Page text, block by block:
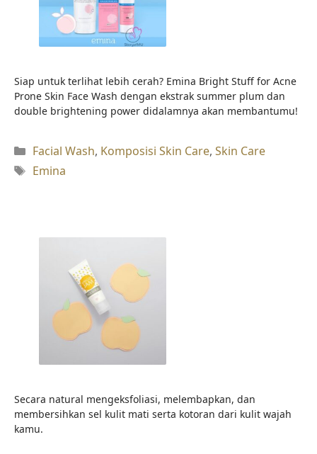
Siap untuk terlihat lebih cerah? Emina Bright Stuff for Acne
Prone Skin Face Wash dengan ekstrak summer plum dan
double brightening power didalamnya akan membantumu!
Kategori
Facial Wash, Komposisi Skin Care, Skin Care
Tag
Emina
Secara natural mengeksfoliasi, melembapkan, dan
membersihkan sel kulit mati serta kotoran dari kulit wajah
kamu.